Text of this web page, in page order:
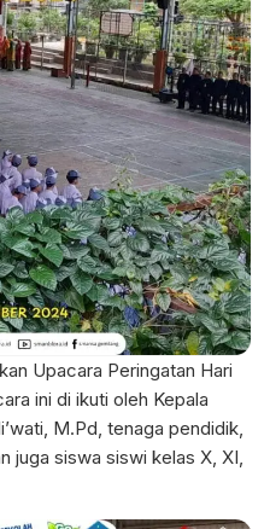
Upacara Peringatan Hari
ini di ikuti oleh Kepala
M.Pd, tenaga pendidik,
juga siswa siswi kelas X, XI,